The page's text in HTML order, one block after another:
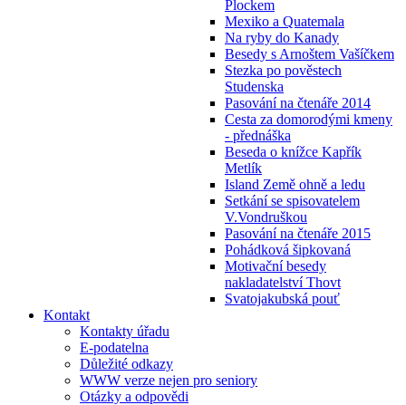
Plockem
Mexiko a Quatemala
Na ryby do Kanady
Besedy s Arnoštem Vašíčkem
Stezka po pověstech
Studenska
Pasování na čtenáře 2014
Cesta za domorodými kmeny
- přednáška
Beseda o knížce Kapřík
Metlík
Island Země ohně a ledu
Setkání se spisovatelem
V.Vondruškou
Pasování na čtenáře 2015
Pohádková šipkovaná
Motivační besedy
nakladatelství Thovt
Svatojakubská pouť
Kontakt
Kontakty úřadu
E-podatelna
Důležité odkazy
WWW verze nejen pro seniory
Otázky a odpovědi